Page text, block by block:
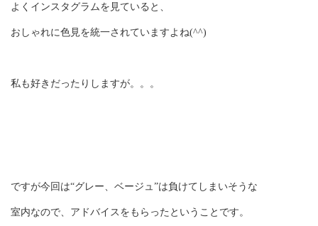
よくインスタグラムを見ていると、
おしゃれに色見を統一されていますよね(^^)
私も好きだったりしますが。。。
ですが今回は“グレー、ベージュ”は負けてしまいそうな
室内なので、アドバイスをもらったということです。